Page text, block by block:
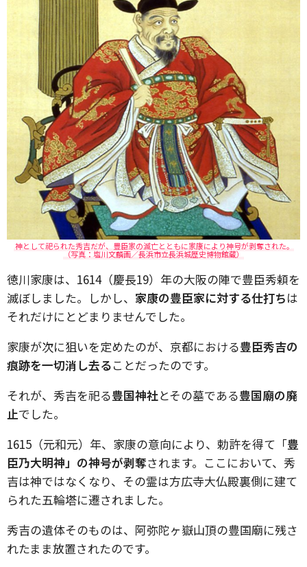
神として祀られた秀吉だが、豊臣家の滅亡とともに家康により神号が剥奪された。
（写真：塩川文麟画／長浜市立長浜城歴史博物館蔵）
徳川家康は、1614（慶長19）年の大阪の陣で豊臣秀頼を
滅ぼしました。しかし、 家康の豊臣家に対する仕打ちは
それだけにとどまりませんでした。
家康が次に狙いを定めたのが、京都における豊臣秀吉の
痕跡を一切消し去ることだったのです。
それが、秀吉を祀る豊国神社とその墓である豊国廟の廃
止でした。
1615（元和元）年、家康の意向により、勅許を得て「豊
臣乃大明神」の神号が剥奪されます。ここにおいて、秀
吉は神ではなくなり、その霊は方広寺大仏殿裏側に建て
られた五輪塔に遷されました。
秀吉の遺体そのものは、阿弥陀ヶ嶽山頂の豊国廟に残さ
れたまま放置されたのです。